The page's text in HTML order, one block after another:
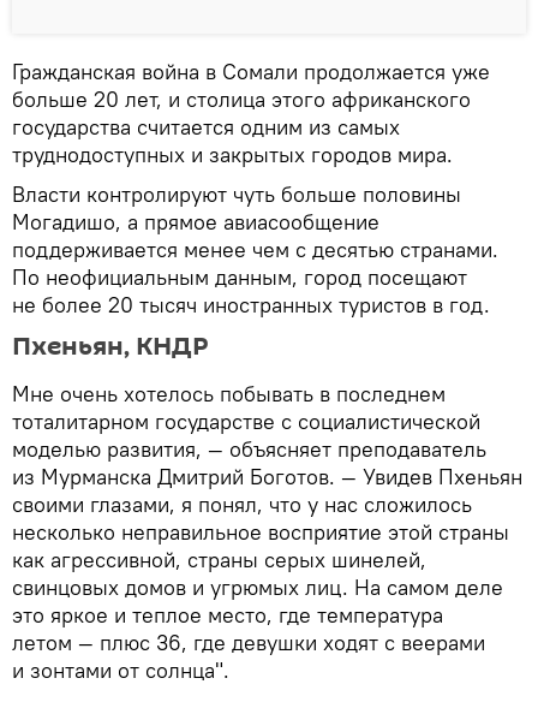
Гражданская война в Сомали продолжается уже
больше 20 лет, и столица этого африканского
государства считается одним из самых
труднодоступных и закрытых городов мира.
Власти контролируют чуть больше половины
Могадишо, а прямое авиасообщение
поддерживается менее чем с десятью странами.
По неофициальным данным, город посещают
не более 20 тысяч иностранных туристов в год.
Пхеньян, КНДР
Мне очень хотелось побывать в последнем
тоталитарном государстве с социалистической
моделью развития, — объясняет преподаватель
из Мурманска Дмитрий Боготов. — Увидев Пхеньян
своими глазами, я понял, что у нас сложилось
несколько неправильное восприятие этой страны
как агрессивной, страны серых шинелей,
свинцовых домов и угрюмых лиц. На самом деле
это яркое и теплое место, где температура
летом — плюс 36, где девушки ходят с веерами
и зонтами от солнца".